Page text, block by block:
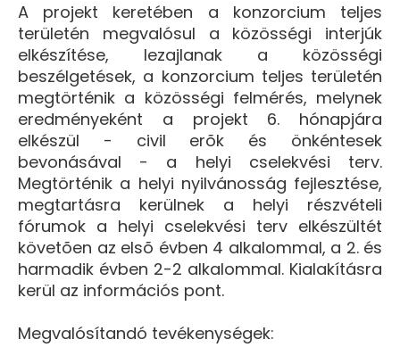
A projekt keretében a konzorcium teljes
területén megvalósul a közösségi interjúk
elkészítése, lezajlanak a közösségi
beszélgetések, a konzorcium teljes területén
megtörténik a közösségi felmérés, melynek
eredményeként a projekt 6. hónapjára
elkészül - civil erõk és önkéntesek
bevonásával - a helyi cselekvési terv.
Megtörténik a helyi nyilvánosság fejlesztése,
megtartásra kerülnek a helyi részvételi
fórumok a helyi cselekvési terv elkészültét
követõen az elsõ évben 4 alkalommal, a 2. és
harmadik évben 2-2 alkalommal. Kialakításra
kerül az információs pont.
Megvalósítandó tevékenységek: